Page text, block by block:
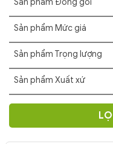
Sản phẩm Mức giá
Sản phẩm Trọng lượng
Sản phẩm Xuất xứ